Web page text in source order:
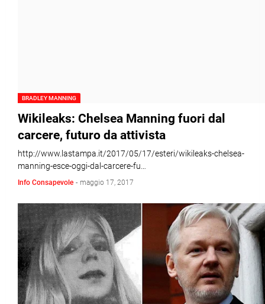
BRADLEY MANNING
Wikileaks: Chelsea Manning fuori dal
carcere, futuro da attivista
http://www.lastampa.it/2017/05/17/esteri/wikileaks-chelsea-
manning-esce-oggi-dal-carcere-fu…
Info Consapevole - maggio 17, 2017